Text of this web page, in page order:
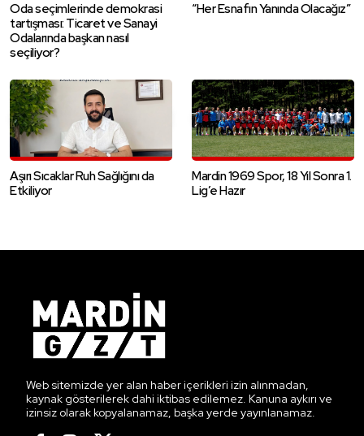
Oda seçimlerinde demokrasi
tartışması: Ticaret ve Sanayi
Odalarında başkan nasıl
seçiliyor?
“Her Esnafın Yanında Olacağız”
Aşırı Sıcaklar Ruh Sağlığını da
Etkiliyor
Mardin 1969 Spor, 18 Yıl Sonra 1.
Lig’e Hazır
Web sitemizde yer alan haber içerikleri izin alınmadan,
kaynak gösterilerek dahi iktibas edilemez. Kanuna aykırı ve
izinsiz olarak kopyalanamaz, başka yerde yayınlanamaz.